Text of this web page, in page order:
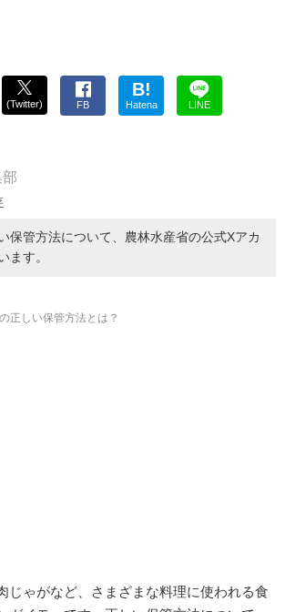
(Twitter) FB
B!
Hatena LINE
保管方法について、農林水産省の公式Xアカ
ます。
正しい保管方法とは？
ゃがなど、さまざまな料理に使われる食